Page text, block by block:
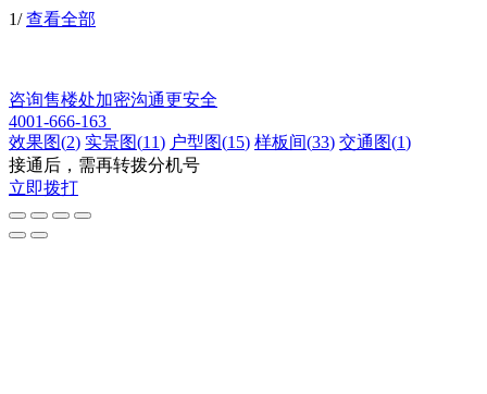
1/ 查看全部
咨询售楼处加密沟通更安全
4001-666-163
效果图(2) 实景图(11) 户型图(15) 样板间(33) 交通图(1)
接通后，需再转拨分机号
立即拨打